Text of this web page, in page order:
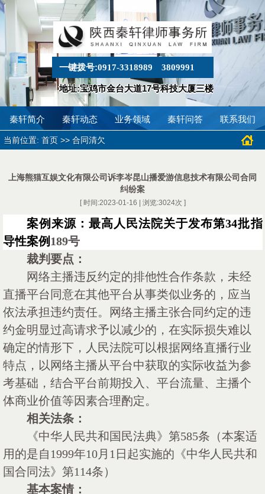
一键拨号:0917-3318989 3809991
地址:宝鸡市金台大道17号科技大厦三楼
秦轩简介 秦轩动态 业务领域 秦轩问答 联系我们
当前位置: 首页 >> 合同清欠
上海熊猫互娱文化有限公司诉李岑昆山播爱游信息技术有限公司合同
纠纷案
[ 时间:2023-01-16 | 浏览:3024次 ]
案例来源： 最高人民法院关于发布第34批指
导性案例189号
裁判要点：
网络主播违反约定的排他性合作条款，未经
直播平台同意在其他平台从事类似业务的，应当
依法承担违约责任。网络主播主张合同约定的违
约金明显过高请求予以减少的，在实际损失难以
确定的情形下，人民法院可以根据网络直播行业
特点，以网络主播从平台中获取的实际收益为参
考基础，结合平台前期投入、平台流量、主播个
体商业价值等因素合理酌定。
相关法条：
《中华人民共和国民法典》第585条（本案适
用的是自1999年10月1日起实施的《中华人民共和
国合同法》第114条）
基本案情：